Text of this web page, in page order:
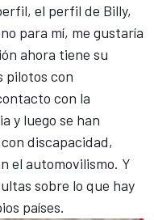
el perfil de Billy,
para mí, me gustaría
ahora tiene su
pilotos con
con la
y luego se han
discapacidad,
el automovilismo. Y
sobre lo que hay
países.